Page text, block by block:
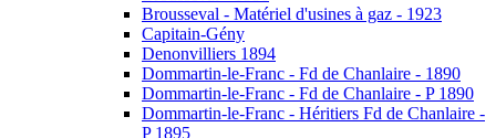
Brousseval - Matériel d'usines à gaz - 1923
Capitain-Gény
Denonvilliers 1894
Dommartin-le-Franc - Fd de Chanlaire - 1890
Dommartin-le-Franc - Fd de Chanlaire - P 1890
Dommartin-le-Franc - Héritiers Fd de Chanlaire -
P 1895